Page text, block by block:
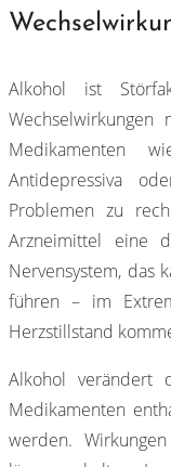
Alkohol ist
Medikamenten
Antidepressiva
Problemen zu
Arzneimittel eine
Nervensystem, das
führen – im
Herzstillstand
Alkohol verändert
Medikamenten
werden.